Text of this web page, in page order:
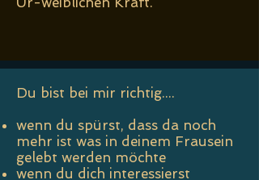
Du bist bei mir richtig....
​wenn du spürst, dass da noch
mehr ist was in deinem Frausein
gelebt werden möchte
wenn du dich interessierst